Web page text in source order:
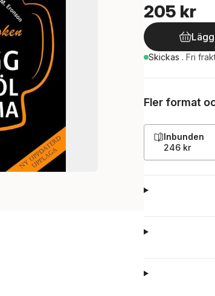
205 kr
Skickas . Fri
Fler format
Inbunden
246 kr